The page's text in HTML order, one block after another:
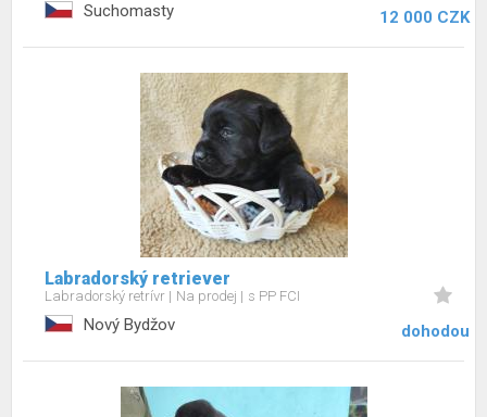
Suchomasty 12 000 CZK
Labradorský retriever
Labradorský retrívr Na prodej s PP FCI
Nový Bydžov dohodou